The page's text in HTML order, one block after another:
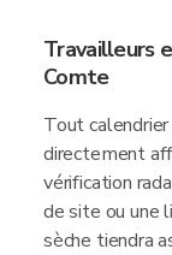
Travailleurs
Comte
Tout
directement
vérification
de site ou une
sèche tiendra